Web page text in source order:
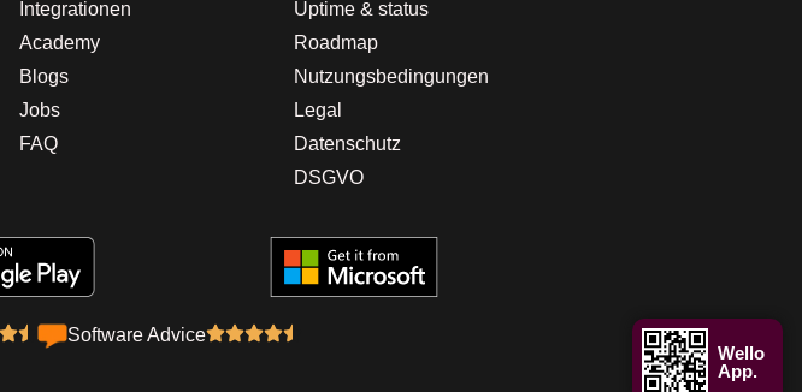
Integrationen
Academy
Blogs
Jobs
FAQ
Uptime & status
Roadmap
Nutzungsbedingungen
Legal
Datenschutz
DSGVO
Wello
App.
Software Advice